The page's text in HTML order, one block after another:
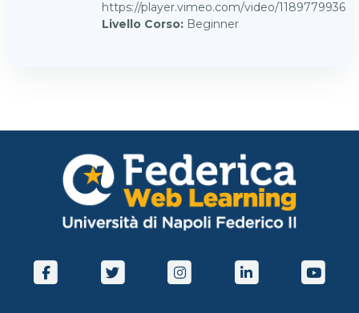
https://player.vimeo.com/video/1189779936
Livello Corso: Beginner